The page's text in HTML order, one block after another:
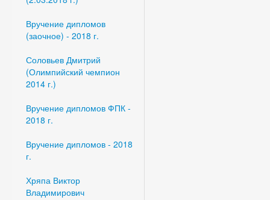
Вручение дипломов
(заочное) - 2018 г.
Соловьев Дмитрий
(Олимпийский чемпион
2014 г.)
Вручение дипломов ФПК -
2018 г.
Вручение дипломов - 2018
г.
Хряпа Виктор
Владимирович